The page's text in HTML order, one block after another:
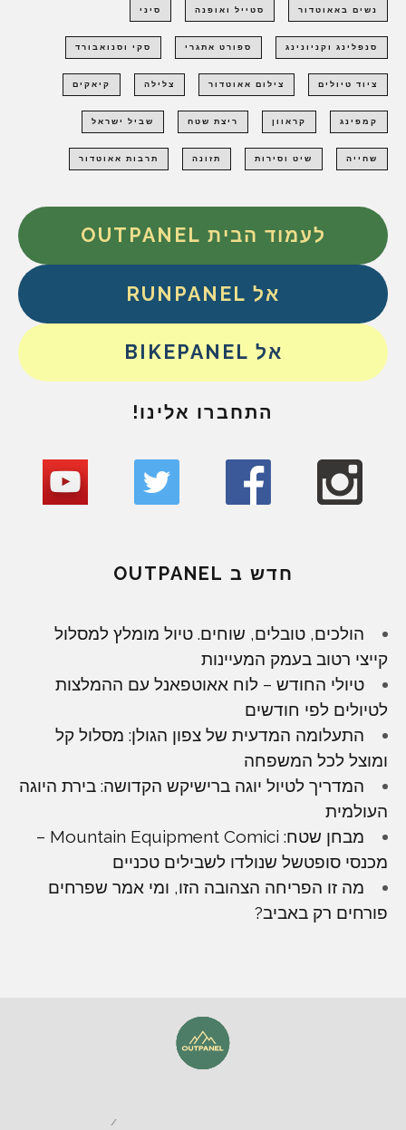
נשים באאוטדור סטייל ואופנה סיני
סנפלינג וקניונינג ספורט אתגרי סקי וסנואבורד
ציוד טיולים צילום אאוטדור צלילה קיאקים
קמפינג קראוון ריצת שטח שביל ישראל
שחייה שיט וסירות תזונה תרבות אאוטדור
לעמוד הבית OUTPANEL
אל RUNPANEL
אל BIKEPANEL
התחברו אלינו!
חדש ב OUTPANEL
הולכים, טובלים, שוחים. טיול מומלץ למסלול
קייצי רטוב בעמק המעיינות
טיולי החודש – לוח אאוטפאנל עם ההמלצות
לטיולים לפי חודשים
התעלומה המדעית של צפון הגולן: מסלול קל
ומוצל לכל המשפחה
המדריך לטיול יוגה ברישיקש הקדושה: בירת היוגה
העולמית
מבחן שטח: Mountain Equipment Comici –
מכנסי סופטשל שנולדו לשבילים טכניים
מה זו הפריחה הצהובה הזו, ומי אמר שפרחים
פורחים רק באביב?